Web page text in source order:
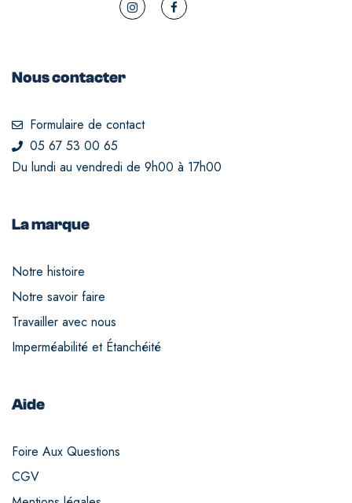
Nous contacter
Formulaire de contact
05 67 53 00 65
Du lundi au vendredi de 9h00 à 17h00
La marque
Notre histoire
Notre savoir faire
Travailler avec nous
Imperméabilité et Étanchéité
Aide
Foire Aux Questions
CGV